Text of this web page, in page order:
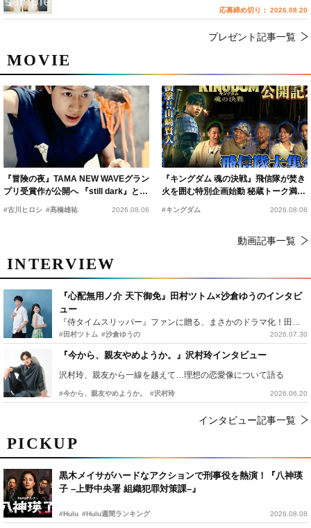
PICKUP
黒木メイサがハードなアクションで刑事役を熱演！『八神瑛
子 –上野中央署 組織犯罪対策課–』
#Hulu #Hulu週間ランキング 2026.08.08
MOVIE
『冒険の夜』TAMA NEW WAVEグラン
プリ受賞作が公開へ 『still dark』と同
時上映決定
#古川ヒロシ #髙橋雄祐 2026.08.06
『キングダム 魂の決戦』飛信隊が焚き
火を囲む特別企画始動 秘蔵トーク満載
の“キングダムキャンプ”開催
#キングダム 2026.08.06
動画記事一覧
INTERVIEW
『心配無用ノ介 天下御免』田村ツトム×沙倉ゆうのインタビ
ュー
『侍タイムスリッパー』ファンに贈る、まさかのドラマ化！田村ツトム×沙倉ゆうのが語る『心配無用ノ介』撮影秘話
#田村ツトム #沙倉ゆうの 2026.07.30
『今から、親友やめようか。』沢村玲インタビュー
沢村玲、親友から一線を越えて…理想の恋愛像について語る
#今から、親友やめようか。 #沢村玲 2026.06.20
インタビュー記事一覧
応募締め切り： 2026.08.20
プレゼント記事一覧